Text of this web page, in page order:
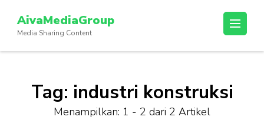
konten
(Tekan
AivaMediaGroup
Media Sharing Content
Tag: industri konstruksi
Menampilkan: 1 - 2 dari 2 Artikel